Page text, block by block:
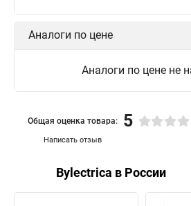
Аналоги по цене
Аналоги по цене не
Написать отзыв
Общая оценка товара: 5
Bylectrica в России